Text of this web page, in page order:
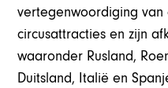
vertegenwoordiging
circusattracties en zijn
waaronder Rusland,
Duitsland, Italië en